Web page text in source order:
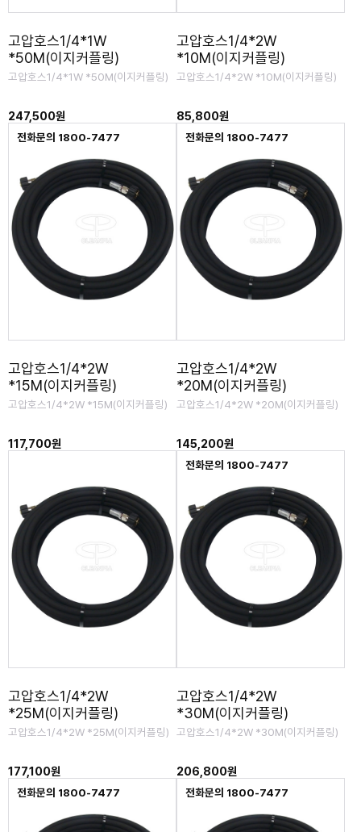
고압호스1/4*1W
*50M(이지커플링)
고압호스1/4*1W *50M(이지커플링)
247,500원
고압호스1/4*2W
*10M(이지커플링)
고압호스1/4*2W *10M(이지커플링)
85,800원
전화문의 1800-7477
고압호스1/4*2W
*15M(이지커플링)
고압호스1/4*2W *15M(이지커플링)
117,700원
전화문의 1800-7477
고압호스1/4*2W
*20M(이지커플링)
고압호스1/4*2W *20M(이지커플링)
145,200원
고압호스1/4*2W
*25M(이지커플링)
고압호스1/4*2W *25M(이지커플링)
177,100원
전화문의 1800-7477
고압호스1/4*2W
*30M(이지커플링)
고압호스1/4*2W *30M(이지커플링)
206,800원
전화문의 1800-7477 전화문의 1800-7477